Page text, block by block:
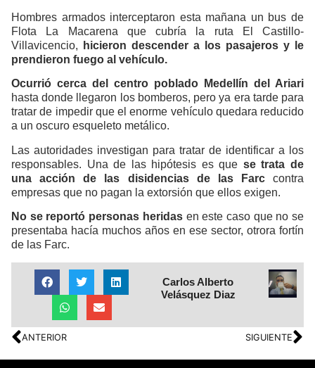
Hombres armados interceptaron esta mañana un bus de
Flota La Macarena que cubría la ruta El Castillo-
Villavicencio,
hicieron descender a los pasajeros y le
prendieron fuego al vehículo.
Ocurrió cerca del centro poblado Medellín del Ariari
hasta donde llegaron los bomberos, pero ya era tarde para
tratar de impedir que el enorme vehículo quedara reducido
a un oscuro esqueleto metálico.
Las autoridades investigan para tratar de identificar a los
responsables. Una de las hipótesis es que se trata de
una acción de las disidencias de las Farccontra
empresas que no pagan la extorsión que ellos exigen.
No se reportó personas heridasen este caso que no se
presentaba hacía muchos años en ese sector, otrora fortín
de las Farc.
Carlos Alberto
Velásquez Diaz
ANTERIOR SIGUIENTE